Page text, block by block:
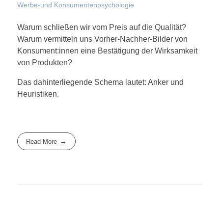
Werbe-und Konsumentenpsychologie
Warum schließen wir vom Preis auf die Qualität?
Warum vermitteln uns Vorher-Nachher-Bilder von
Konsument:innen eine Bestätigung der Wirksamkeit
von Produkten?
Das dahinterliegende Schema lautet: Anker und
Heuristiken.
Read More